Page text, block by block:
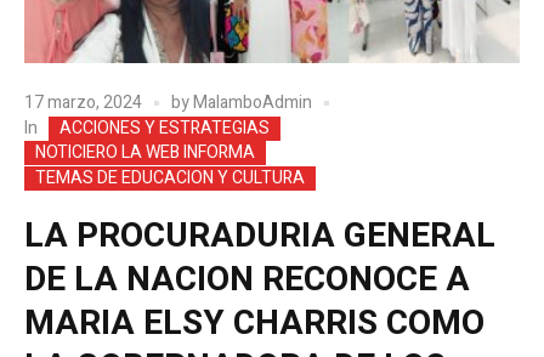
17 marzo, 2024 byMalamboAdmin
In
ACCIONES Y ESTRATEGIAS
NOTICIERO LA WEB INFORMA
TEMAS DE EDUCACION Y CULTURA
LA PROCURADURIA GENERAL
DE LA NACION RECONOCE A
MARIA ELSY CHARRIS COMO